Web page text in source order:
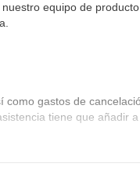
equipo de
gastos de
tiene que añadir